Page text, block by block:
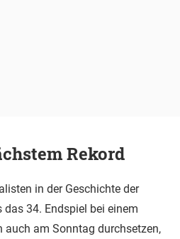
Rekord
in der Geschichte der
das 34. Endspiel bei einem
auch am Sonntag durchsetzen,